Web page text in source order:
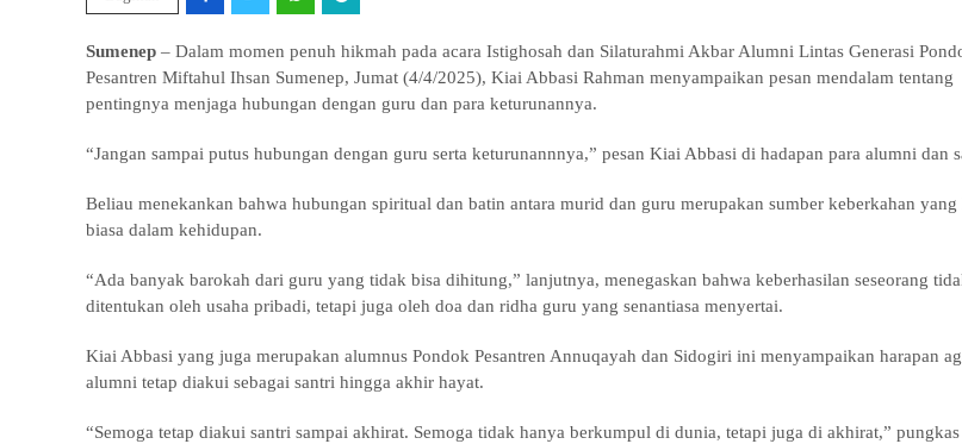
Sumenep – Dalam momen penuh hikmah pada acara Istighosah dan Silaturahmi Akbar Alumni Lintas Generasi
Pesantren Miftahul Ihsan Sumenep, Jumat (4/4/2025), Kiai Abbasi Rahman menyampaikan pesan mendalam tentang
pentingnya menjaga hubungan dengan guru dan para keturunannya.
“Jangan sampai putus hubungan dengan guru serta keturunannnya,” pesan Kiai Abbasi di hadapan para alumni dan
Beliau menekankan bahwa hubungan spiritual dan batin antara murid dan guru merupakan sumber keberkahan yang
biasa dalam kehidupan.
“Ada banyak barokah dari guru yang tidak bisa dihitung,” lanjutnya, menegaskan bahwa keberhasilan seseorang
ditentukan oleh usaha pribadi, tetapi juga oleh doa dan ridha guru yang senantiasa menyertai.
Kiai Abbasi yang juga merupakan alumnus Pondok Pesantren Annuqayah dan Sidogiri ini menyampaikan harapan
alumni tetap diakui sebagai santri hingga akhir hayat.
“Semoga tetap diakui santri sampai akhirat. Semoga tidak hanya berkumpul di dunia, tetapi juga di akhirat,”